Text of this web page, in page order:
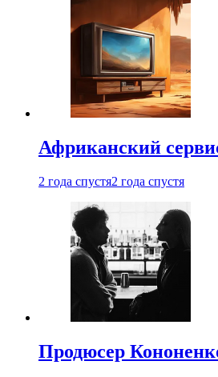
Африканский
2 года спустя2 года спустя
Продюсер